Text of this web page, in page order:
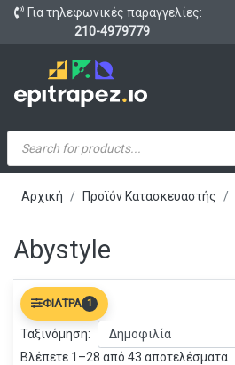
Για τηλεφωνικές παραγγελίες:
210-4979779
Products
search
Αρχική Προϊόν Κατασκευαστής
Abystyle
Βλέπετε 1–28 από 43 αποτελέσματα
ΦΊΛΤΡΑ 1
Ταξινόμηση: